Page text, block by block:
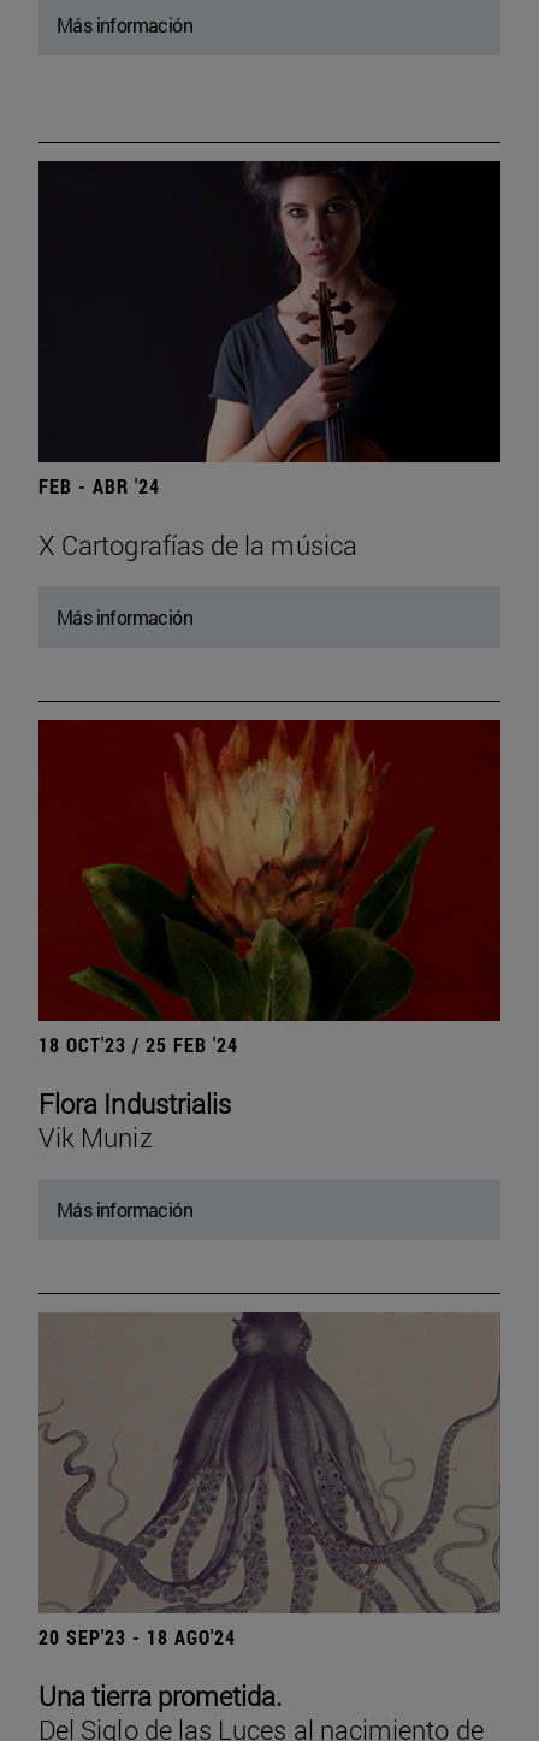
Más información
FEB - ABR '24
X Cartografías de la música
Más información
18 OCT'23 / 25 FEB '24
Flora Industrialis
Vik Muniz
Más información
20 SEP'23 - 18 AGO'24
Una tierra prometida.
Del Siglo de las Luces al nacimiento de